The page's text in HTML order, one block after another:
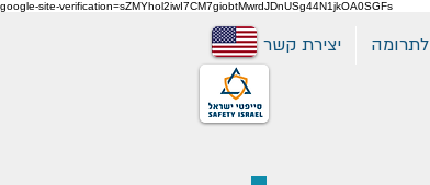
google-site-verification=sZMYhol2iwI7CM7giobtMwrdJDnUSg44N1jkOA0SGFs
יצירת קשר לתרומה